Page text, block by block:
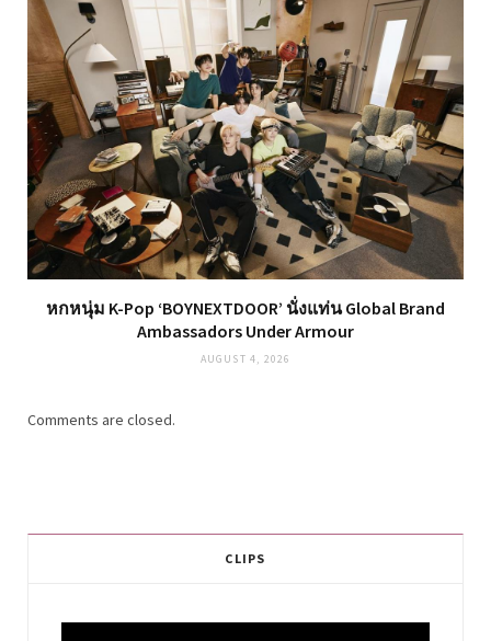
หกหนุ่ม K-Pop ‘BOYNEXTDOOR’ นั่งแท่น Global Brand
Ambassadors Under Armour
AUGUST 4, 2026
Comments are closed.
CLIPS